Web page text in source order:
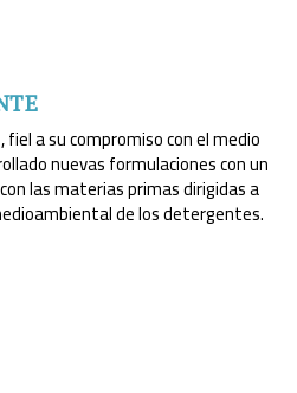
fiel a su compromiso con el medio
nuevas formulaciones con un
las materias primas dirigidas a
de los detergentes.